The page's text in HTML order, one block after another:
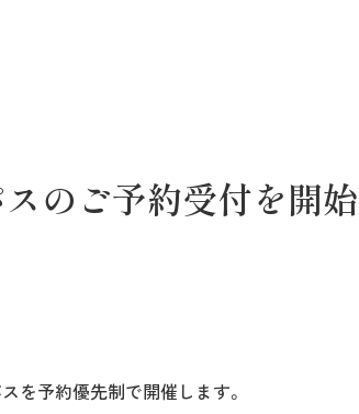
のご予約受付を開始
を予約優先制で開催します。